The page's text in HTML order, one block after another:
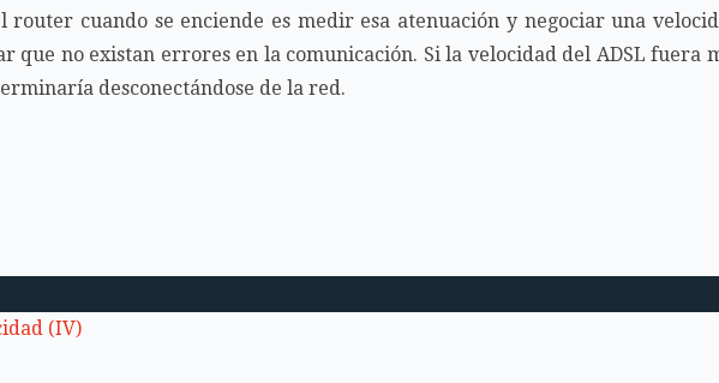
router cuando se enciende es medir esa atenuación y negociar una
que no existan errores en la comunicación. Si la velocidad del ADSL fuera
desconectándose de la red.